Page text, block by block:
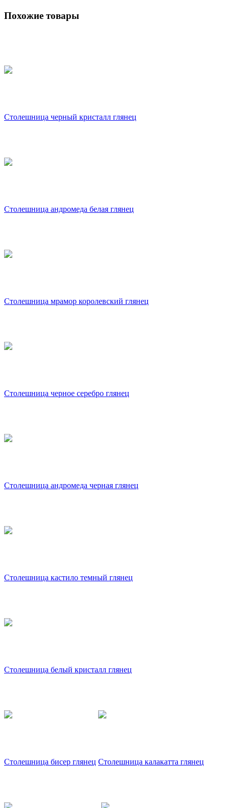
Похожие товары
Столешница черный кристалл глянец
Столешница андромеда белая глянец
Столешница мрамор королевский глянец
Столешница черное серебро глянец
Столешница андромеда черная глянец
Столешница кастило темный глянец
Столешница белый кристалл глянец
Столешница бисер глянец Столешница калакатта глянец